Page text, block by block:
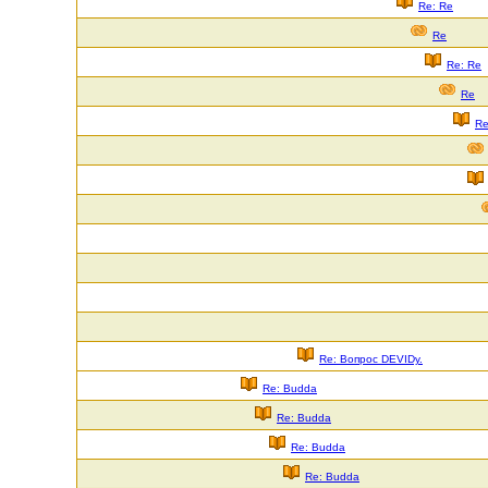
Re: Re
Re
Re: Re
Re
Re.
Re: Вопрос DEVIDу.
Re: Budda
Re: Budda
Re: Budda
Re: Budda